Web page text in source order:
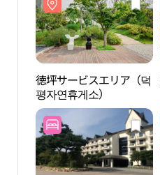
徳坪サービスエリア（덕
평자연휴게소）